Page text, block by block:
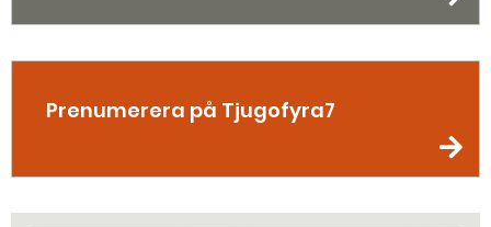
Prenumerera på Tjugofyra7